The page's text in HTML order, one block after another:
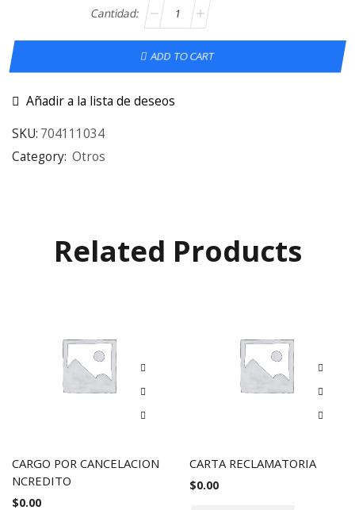
ADD TO CART
Añadir a la lista de deseos
SKU: 704111034
Category: Otros
Related Products
CARGO POR CANCELACION
NCREDITO
$0.00
CARTA RECLAMATORIA
$0.00